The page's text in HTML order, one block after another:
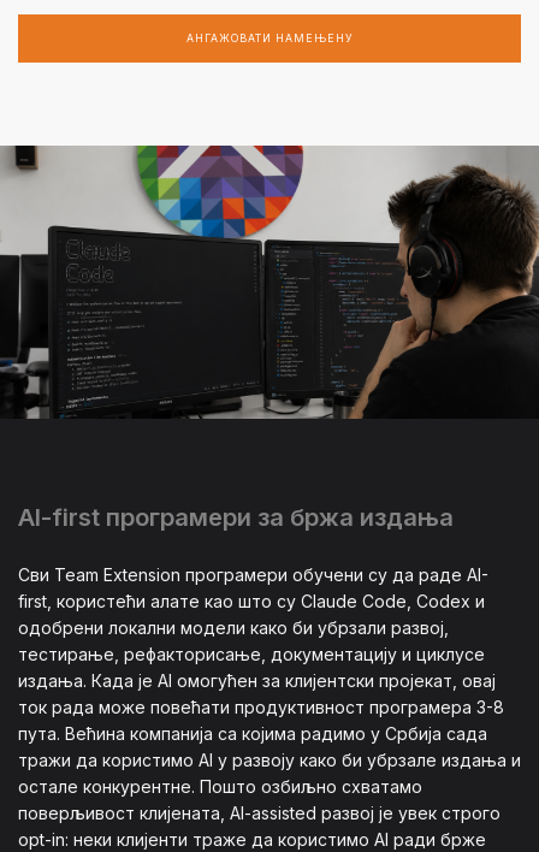
АНГАЖОВАТИ НАМЕЊЕНУ
AI-first програмери за бржа издања
Сви Team Extension програмери обучени су да раде AI-
first, користећи алате као што су Claude Code, Codex и
одобрени локални модели како би убрзали развој,
тестирање, рефакторисање, документацију и циклусе
издања. Када је AI омогућен за клијентски пројекат, овај
ток рада може повећати продуктивност програмера 3-8
пута. Већина компанија са којима радимо у Србија сада
тражи да користимо AI у развоју како би убрзале издања и
остале конкурентне. Пошто озбиљно схватамо
поверљивост клијената, AI-assisted развој је увек строго
opt-in: неки клијенти траже да користимо AI ради брже